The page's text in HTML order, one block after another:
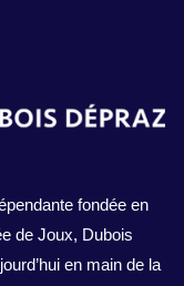
fondée en
de Joux, Dubois
en main de la